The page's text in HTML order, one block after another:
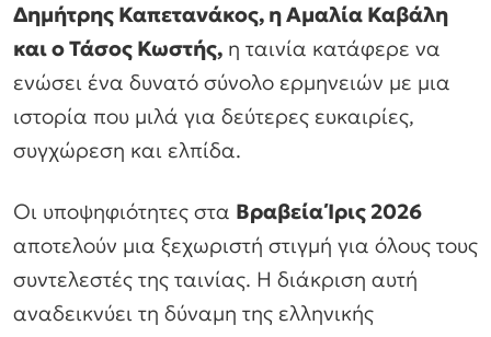
Δημήτρης Καπετανάκος, η Αμαλία Καβάλη
και ο Τάσος Κωστής, η ταινία κατάφερε να
ενώσει ένα δυνατό σύνολο ερμηνειών με μια
ιστορία που μιλά για δεύτερες ευκαιρίες,
συγχώρεση και ελπίδα.
Οι υποψηφιότητες στα Βραβεία Ίρις 2026
αποτελούν μια ξεχωριστή στιγμή για όλους τους
συντελεστές της ταινίας. Η διάκριση αυτή
αναδεικνύει τη δύναμη της ελληνικής